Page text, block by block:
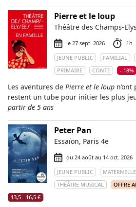
Pierre et le loup
Théâtre des Champs-
le 27 sept. 2026
1h
JEUNE PUBLIC
FAMILIAL
PRIMAIRE
CONTE - 18%
Les aventures de Pierre et le loup
restent un tube pour initier les plus
partir de 5 ans
Peter Pan
Essaïon, Paris 4e
du 24 août au 14 oct. 2026
JEUNE PUBLIC
MATERNELLE
THÉÂTRE MUSICAL
OFFRE
13,5 - 16,5 €